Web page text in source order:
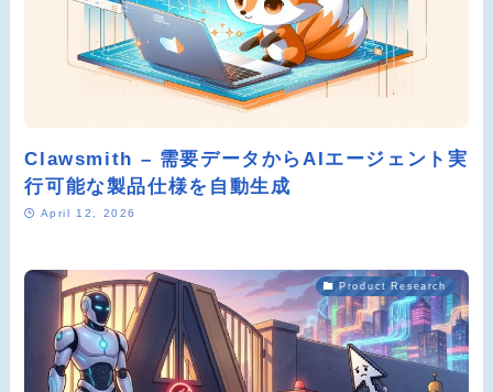
Clawsmith – 需要データからAIエージェント実
行可能な製品仕様を自動生成
April 12, 2026
Product Research